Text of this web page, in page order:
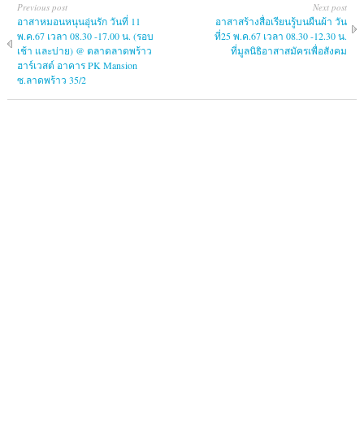
Previous post
อาสาหมอนหนุนอุ่นรัก วันที่ 11
พ.ค.67 เวลา 08.30 -17.00 น. (รอบ
เช้า และบ่าย) @ ตลาดลาดพร้าว
ฮาร์เวสต์ อาคาร PK Mansion
ซ.ลาดพร้าว 35/2
Next post
อาสาสร้างสื่อเรียนรู้บนผืนผ้า วัน
ที่25 พ.ค.67 เวลา 08.30 -12.30 น.
ที่มูลนิธิอาสาสมัครเพื่อสังคม